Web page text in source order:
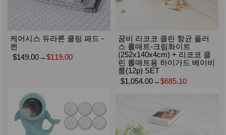
케어시스 듀라론 쿨링 패드 -
퀸
$149.00→$119.00
꿈비 리코코 클린 항균 플러
스 롤매트-크림화이트
(252x140x4cm) + 리코코 클
린 롤매트용 하이가드 베이비
룸(12p) SET
$1,054.00→$685.10